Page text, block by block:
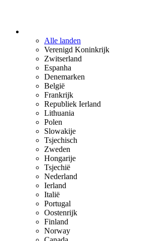
Alle landen
Verenigd Koninkrijk
Zwitserland
Espanha
Denemarken
België
Frankrijk
Republiek Ierland
Lithuania
Polen
Slowakije
Tsjechisch
Zweden
Hongarije
Tsjechië
Nederland
Ierland
Italië
Portugal
Oostenrijk
Finland
Norway